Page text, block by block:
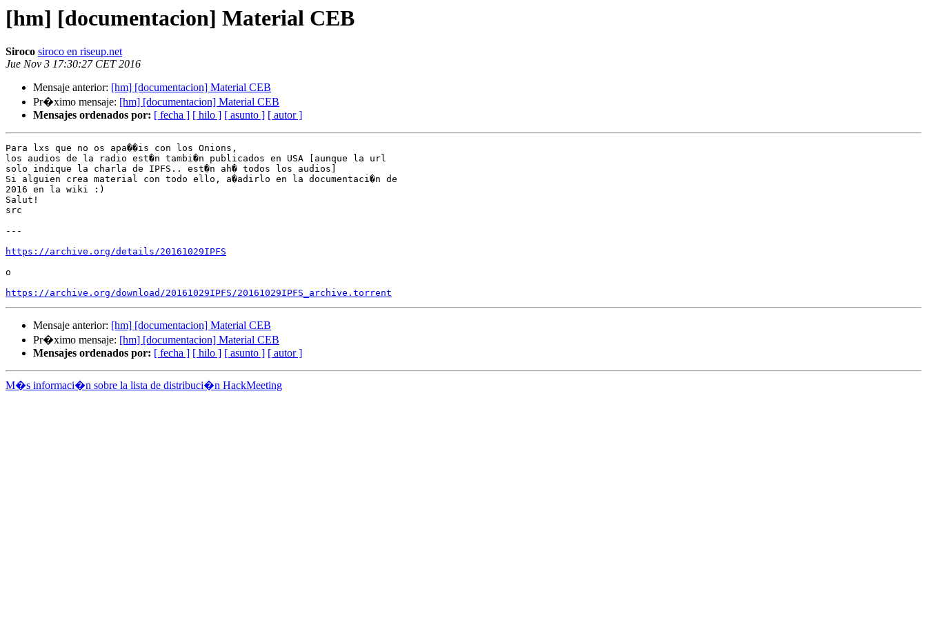
[hm] [documentacion] Material CEB
Siroco siroco en riseup.net
Jue Nov 3 17:30:27 CET 2016
Mensaje anterior: [hm] [documentacion] Material CEB
Pr�ximo mensaje: [hm] [documentacion] Material CEB
Mensajes ordenados por: [ fecha ] [ hilo ] [ asunto ] [ autor ]
Para lxs que no os apa��is con los Onions,
los audios de la radio est�n tambi�n publicados en USA [aunque la url
solo indique la charla de IPFS.. est�n ah� todos los audios]
Si alguien crea material con todo ello, a�adirlo en la documentaci�n de
2016 en la wiki :)
Salut!
src
---
https://archive.org/details/20161029IPFS
o
https://archive.org/download/20161029IPFS/20161029IPFS_archive.torrent
Mensaje anterior: [hm] [documentacion] Material CEB
Pr�ximo mensaje: [hm] [documentacion] Material CEB
Mensajes ordenados por: [ fecha ] [ hilo ] [ asunto ] [ autor ]
M�s informaci�n sobre la lista de distribuci�n HackMeeting